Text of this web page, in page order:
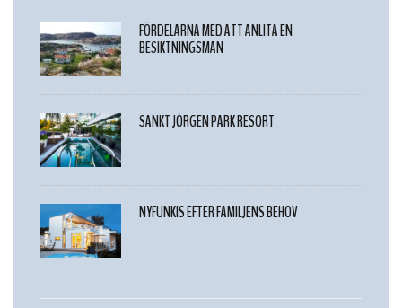
FÖRDELARNA MED ATT ANLITA EN
BESIKTNINGSMAN
SANKT JÖRGEN PARK RESORT
NYFUNKIS EFTER FAMILJENS BEHOV